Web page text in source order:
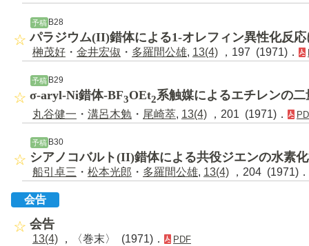
予稿 B28
パラジウム(II)錯体による1-オレフィン異性化反
榊茂好 ・ 金井宏俶 ・ 多羅間公雄, 13(4) ，197 (1971)．
予稿 B29
σ-aryl-Ni錯体-BF3OEt2系触媒によるエチレンの二
丸谷健一 ・ 溝呂木勉 ・ 尾崎萃, 13(4) ，201 (1971)．
予稿 B30
シアノコバルト(II)錯体による共役ジエンの水素
船引卓三 ・ 松本光郎 ・ 多羅間公雄, 13(4) ，204 (1971)．
会告
会告
13(4) ，〈巻末〉 (1971)． PDF